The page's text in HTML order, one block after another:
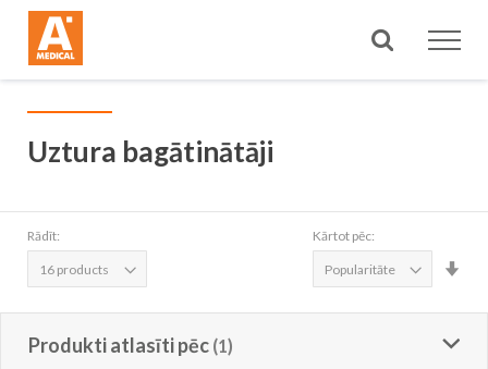
Meklēt
Uztura bagātinātāji
Rādīt: Kārtot pēc:
Produkti atlasīti pēc